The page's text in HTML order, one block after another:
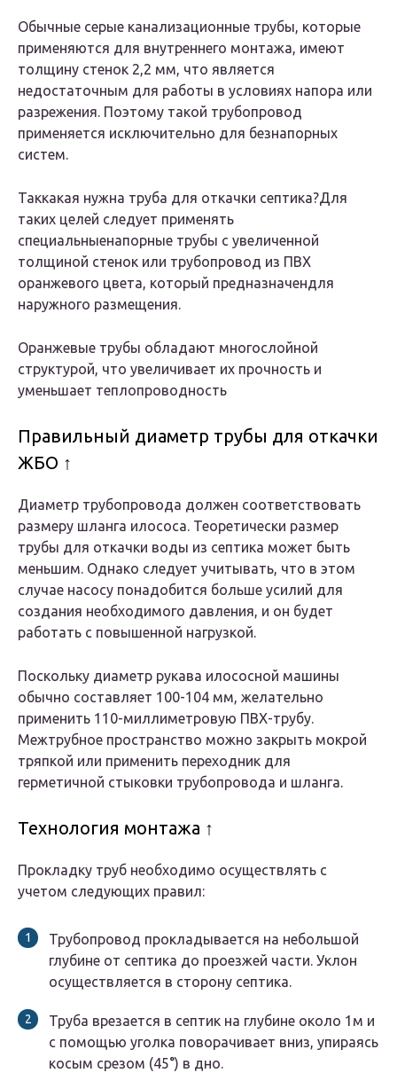
Обычные серые канализационные трубы, которые
применяются для внутреннего монтажа, имеют
толщину стенок 2,2 мм, что является
недостаточным для работы в условиях напора или
разрежения. Поэтому такой трубопровод
применяется исключительно для безнапорных
систем.
Таккакая нужна труба для откачки септика?Для
таких целей следует применять
специальныенапорные трубы с увеличенной
толщиной стенок или трубопровод из ПВХ
оранжевого цвета, который предназначендля
наружного размещения.
Оранжевые трубы обладают многослойной
структурой, что увеличивает их прочность и
уменьшает теплопроводность
Правильный диаметр трубы для откачки
ЖБО ↑
Диаметр трубопровода должен соответствовать
размеру шланга илососа. Теоретически размер
трубы для откачки воды из септика может быть
меньшим. Однако следует учитывать, что в этом
случае насосу понадобится больше усилий для
создания необходимого давления, и он будет
работать с повышенной нагрузкой.
Поскольку диаметр рукава илососной машины
обычно составляет 100-104 мм, желательно
применить 110-миллиметровую ПВХ-трубу.
Межтрубное пространство можно закрыть мокрой
тряпкой или применить переходник для
герметичной стыковки трубопровода и шланга.
Технология монтажа ↑
Прокладку труб необходимо осуществлять с
учетом следующих правил:
Трубопровод прокладывается на небольшой
глубине от септика до проезжей части. Уклон
осуществляется в сторону септика.
Труба врезается в септик на глубине около 1м и
с помощью уголка поворачивает вниз, упираясь
косым срезом (45°) в дно.